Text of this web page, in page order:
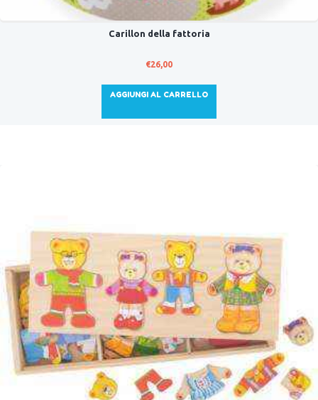
Carillon della fattoria
€26,00
AGGIUNGI AL CARRELLO